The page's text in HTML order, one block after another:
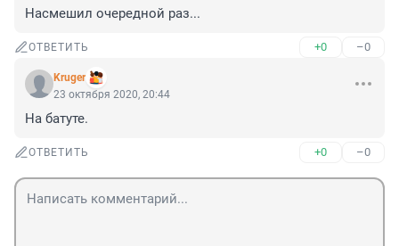
Насмешил очередной раз...
ОТВЕТИТЬ +0 –0
Kruger
23 октября 2020, 20:44
На батуте.
ОТВЕТИТЬ +0 –0